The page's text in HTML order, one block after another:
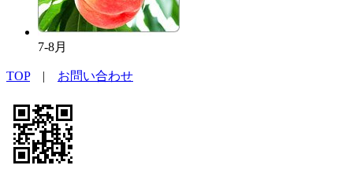
7-8月
TOP| お問い合わせ